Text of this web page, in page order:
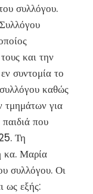
συλλόγου.
και την
συντομία το
καθώς
τμημάτων για
που
Τη
κα. Μαρία
συλλόγου. Οι
ως εξής: